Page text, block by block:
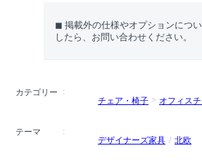
◼︎ 掲載外の仕様やオプションにつ
したら、お問い合わせください。
カテゴリー
チェア・椅子
オフィス
テーマ
デザイナーズ家具
北欧